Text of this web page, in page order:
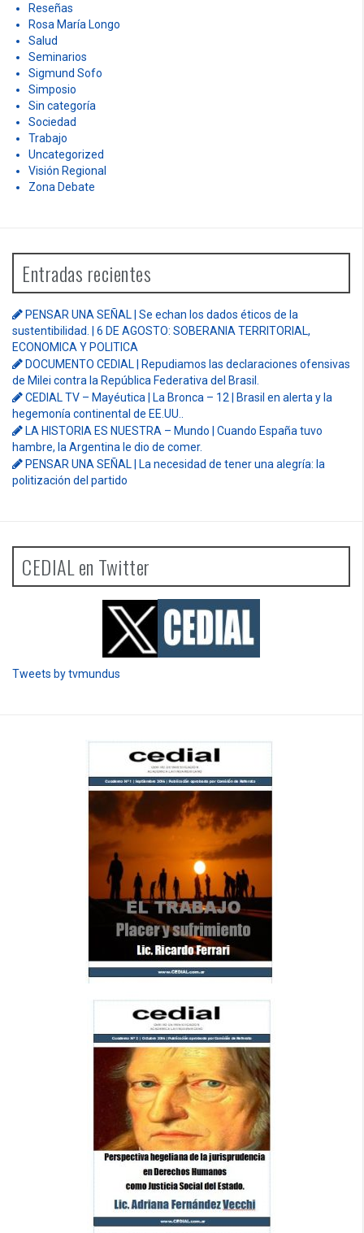
Reseñas
Rosa María Longo
Salud
Seminarios
Sigmund Sofo
Simposio
Sin categoría
Sociedad
Trabajo
Uncategorized
Visión Regional
Zona Debate
Entradas recientes
PENSAR UNA SEÑAL | Se echan los dados éticos de la
sustentibilidad. | 6 DE AGOSTO: SOBERANIA TERRITORIAL,
ECONOMICA Y POLITICA
DOCUMENTO CEDIAL | Repudiamos las declaraciones ofensivas
de Milei contra la República Federativa del Brasil.
CEDIAL TV – Mayéutica | La Bronca – 12 | Brasil en alerta y la
hegemonía continental de EE.UU..
LA HISTORIA ES NUESTRA – Mundo | Cuando España tuvo
hambre, la Argentina le dio de comer.
PENSAR UNA SEÑAL | La necesidad de tener una alegría: la
politización del partido
CEDIAL en Twitter
Tweets by tvmundus